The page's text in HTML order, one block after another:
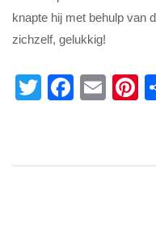
knapte hij met behulp van
zichzelf, gelukkig!
T
F
E